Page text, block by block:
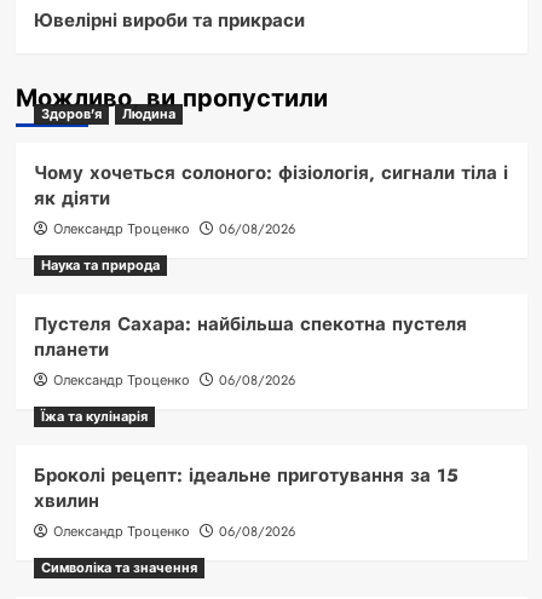
Ювелірні вироби та прикраси
Можливо, ви пропустили
Здоров'я Людина
Чому хочеться солоного: фізіологія, сигнали тіла і
як діяти
Олександр Троценко
06/08/2026
Наука та природа
Пустеля Сахара: найбільша спекотна пустеля
планети
Олександр Троценко
06/08/2026
Їжа та кулінарія
Броколі рецепт: ідеальне приготування за 15
хвилин
Олександр Троценко
06/08/2026
Символіка та значення